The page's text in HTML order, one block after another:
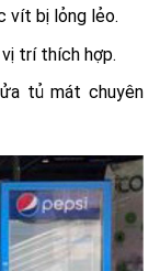
vít bị lỏng lẻo.
trí thích hợp.
tủ mát chuyên